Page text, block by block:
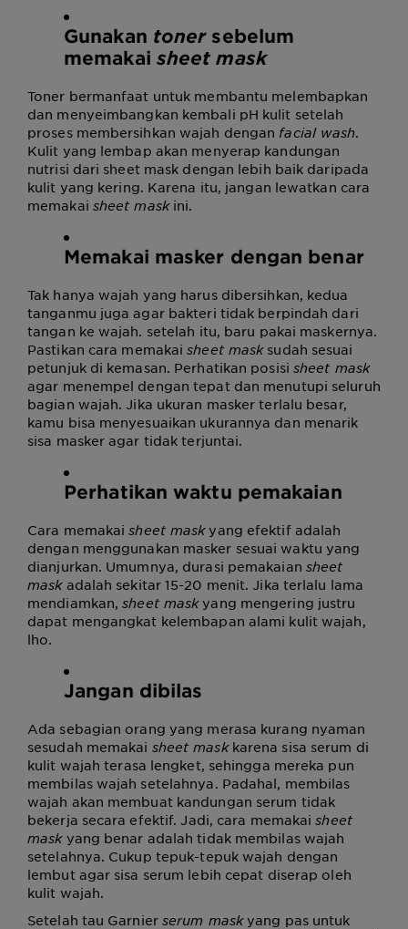
Gunakan tonersebelum
memakai sheet mask
Toner bermanfaat untuk membantu melembapkan
dan menyeimbangkan kembali pH kulit setelah
proses membersihkan wajah dengan facial wash.
Kulit yang lembap akan menyerap kandungan
nutrisi dari sheet mask dengan lebih baik daripada
kulit yang kering. Karena itu, jangan lewatkan cara
memakai sheet maskini.
Memakai masker dengan benar
Tak hanya wajah yang harus dibersihkan, kedua
tanganmu juga agar bakteri tidak berpindah dari
tangan ke wajah. setelah itu, baru pakai maskernya.
Pastikan cara memakaisheet masksudah sesuai
petunjuk di kemasan. Perhatikan posisi sheet mask
agar menempel dengan tepat dan menutupi seluruh
bagian wajah. Jika ukuran masker terlalu besar,
kamu bisa menyesuaikan ukurannya dan menarik
sisa masker agar tidak terjuntai.
Perhatikan waktu pemakaian
Cara memakaisheet maskyang efektif adalah
dengan menggunakan masker sesuai waktu yang
dianjurkan. Umumnya, durasi pemakaian sheet
maskadalah sekitar 15-20 menit. Jika terlalu lama
mendiamkan,sheet maskyang mengering justru
dapat mengangkat kelembapan alami kulit wajah,
lho.
Jangan dibilas
Ada sebagian orang yang merasa kurang nyaman
sesudah memakai sheet maskkarena sisa serum di
kulit wajah terasa lengket, sehingga mereka pun
membilas wajah setelahnya. Padahal, membilas
wajah akan membuat kandungan serum tidak
bekerja secara efektif. Jadi, cara memakaisheet
maskyang benar adalah tidak membilas wajah
setelahnya. Cukup tepuk-tepuk wajah dengan
lembut agar sisa serum lebih cepat diserap oleh
kulit wajah.
Setelah tau Garnier serum maskyang pas untuk